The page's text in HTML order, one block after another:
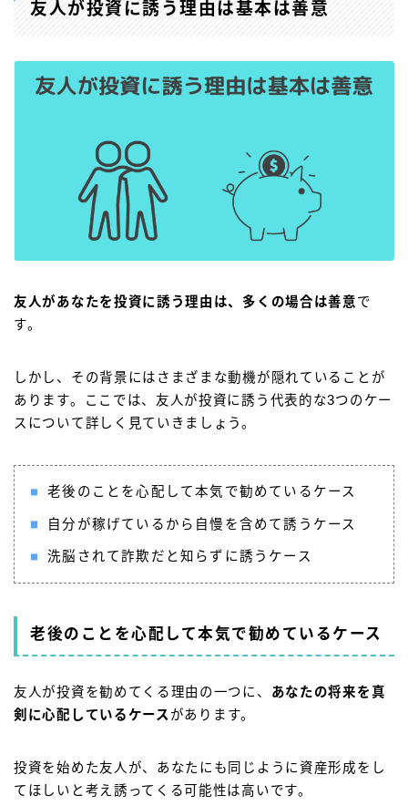
友人が投資に誘う理由は基本は善意
友人があなたを投資に誘う理由は、多くの場合は善意で
す。
しかし、その背景にはさまざまな動機が隠れていることが
あります。ここでは、友人が投資に誘う代表的な3つのケー
スについて詳しく見ていきましょう。
老後のことを心配して本気で勧めているケース
自分が稼げているから自慢を含めて誘うケース
洗脳されて詐欺だと知らずに誘うケース
老後のことを心配して本気で勧めているケース
友人が投資を勧めてくる理由の一つに、 あなたの将来を真
剣に心配しているケースがあります。
投資を始めた友人が、あなたにも同じように資産形成をし
てほしいと考え誘ってくる可能性は高いです。